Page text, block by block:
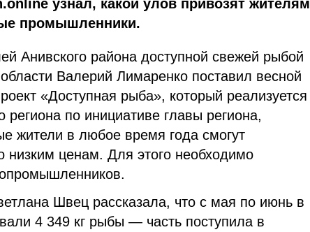
узнал, какой улов привозят жителям
промышленники.
Анивского района доступной свежей рыбой
Валерий Лимаренко поставил весной
«Доступная рыба», который реализуется
региона по инициативе главы региона,
жители в любое время года смогут
низким ценам. Для этого необходимо
Швец рассказала, что с мая по июнь в
4 349 кг рыбы — часть поступила в